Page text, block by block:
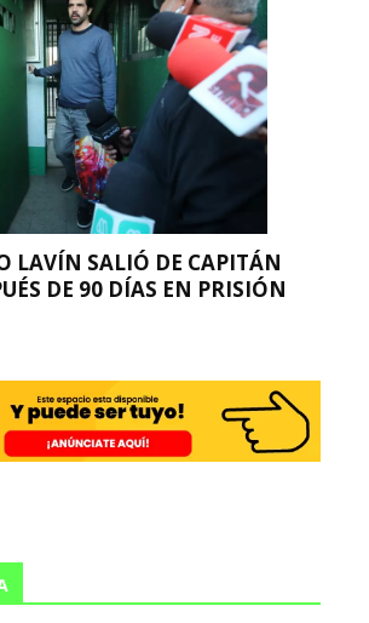
LAVÍN SALIÓ DE CAPITÁN
DE 90 DÍAS EN PRISIÓN